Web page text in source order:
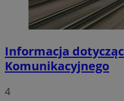
Informacja
Komunikacyjnego
4